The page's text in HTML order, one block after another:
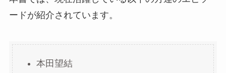
ードが紹介されています。
本田望結